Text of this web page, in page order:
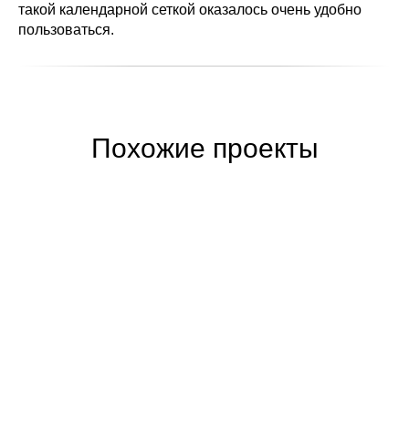
такой календарной сеткой оказалось очень удобно
пользоваться.
Похожие проекты